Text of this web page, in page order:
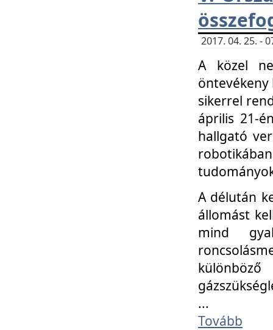
2017. 04. 25. -
A közel
öntevékeny
sikerrel
április 21-
hallgató
A délután
állomást
mind
...
Tovább